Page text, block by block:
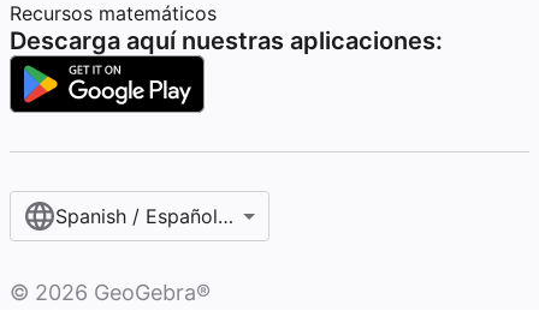
Recursos matemáticos
Descarga aquí nuestras aplicaciones:
Spanish / Español (internacional)
© 2026 GeoGebra®